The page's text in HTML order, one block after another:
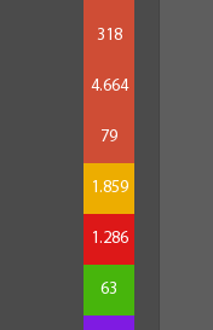
318
4.664
79
1.859
1.286
63